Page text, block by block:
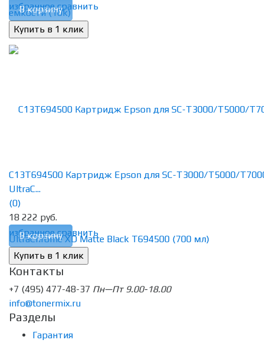
избранное сравнить
В корзину
избранное сравнить
C13T694500 Картридж Epson для SC-T3000/T5000/
UltraC...
(0)
18 222 руб.
В корзину
Контакты
+7 (495) 477-48-37 Пн—Пт 9.00-18.00
info@tonermix.ru
Разделы
Гарантия